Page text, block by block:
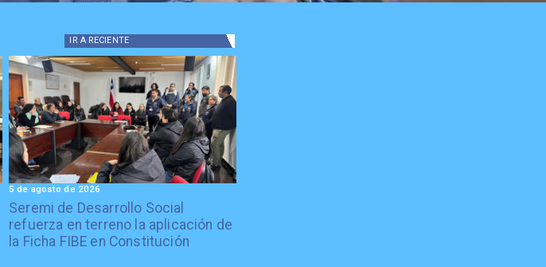
IR A RECIENTE
Seremi de Desarrollo Social
refuerza en terreno la aplicación de
la Ficha FIBE en Constitución
5 de agosto de 2026